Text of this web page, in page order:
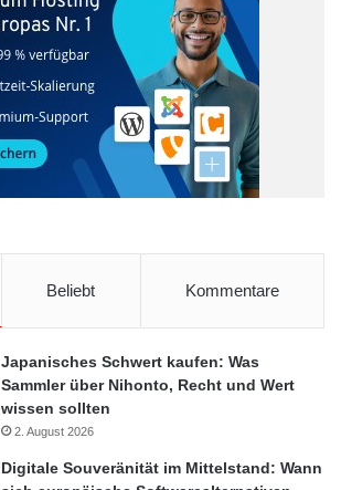
Beliebt Kommentare
Japanisches Schwert kaufen: Was
Sammler über Nihonto, Recht und Wert
wissen sollten
2. August 2026
Digitale Souveränität im Mittelstand: Wann